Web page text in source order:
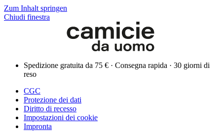
Zum Inhalt springen
Chiudi finestra
Spedizione gratuita da 75 € · Consegna rapida · 30 giorni di
reso
CGC
Protezione dei dati
Diritto di recesso
Impostazioni dei cookie
Impronta